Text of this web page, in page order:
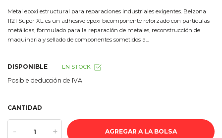
Metal epoxi estructural para reparaciones industriales exigentes. Belzona
1121 Super XL es un adhesivo epoxi bicomponente reforzado con partículas
metálicas, formulado para la reparación de metales, reconstrucción de
maquinaria y sellado de componentes sometidos a...
DISPONIBLE EN STOCK
Posible deducción de IVA
CANTIDAD
- + AGREGAR A LA BOLSA